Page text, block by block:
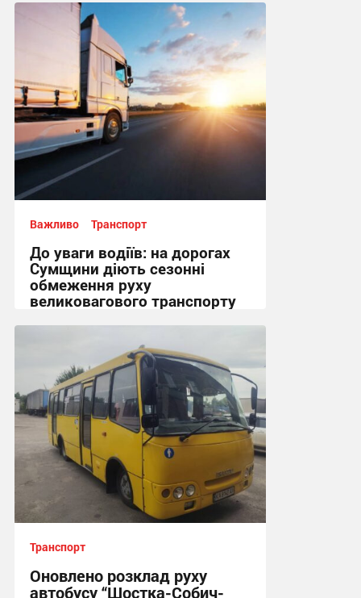
Важливо Транспорт
До уваги водіїв: на дорогах
Сумщини діють сезонні
обмеження руху
великовагового транспорту
Транспорт
Оновлено розклад руху
автобусу “Шостка-Собич-